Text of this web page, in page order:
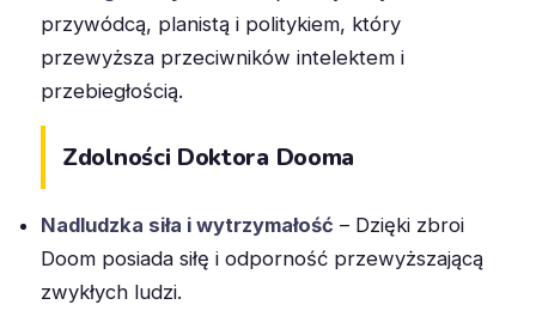
przywódcą, planistą i politykiem, który
przewyższa przeciwników intelektem i
przebiegłością.
Zdolności Doktora Dooma
Nadludzka siła i wytrzymałość – Dzięki zbroi
Doom posiada siłę i odporność przewyższającą
zwykłych ludzi.